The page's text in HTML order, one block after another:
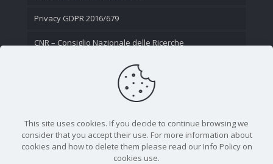
Privacy GDPR 2016/679
CNR – Consiglio Nazionale delle Ricerche
This site uses cookies. If you decide to continue browsing we
consider that you accept their use. For more information about
cookies and how to delete them please read our Info Policy on
cookies use.